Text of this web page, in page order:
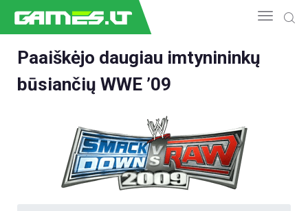
NAUJIENOS
ESPORTAS
GELEŽIS
VIDEO
APŽVALGOS
Paaiškėjo daugiau imtynininkų
būsiančių WWE ’09